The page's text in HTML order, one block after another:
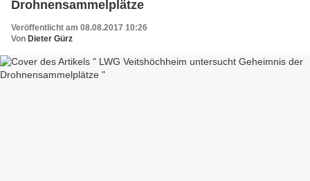
Drohnensammelplätze
Veröffentlicht am 08.08.2017 10:26
Von Dieter Gürz